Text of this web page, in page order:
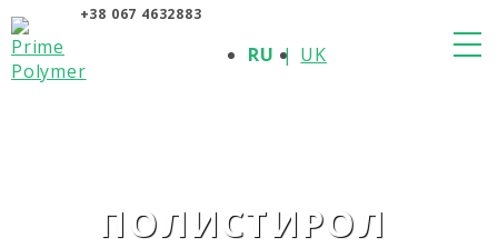
+38 067 4632883
RU UK
ПОЛИСТИРОЛ
О КОМПАНИИ
ПРОДУКЦИЯ